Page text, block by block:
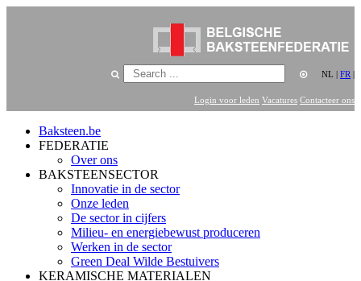
NL | FR |
Login voor leden Vacatures Contacteer ons
Baksteen.be
FEDERATIE
Over ons
BAKSTEENSECTOR
Innovatie in de sector
Onze leden
De sector in cijfers
Milieu- en energiebewust produceren
Werken in de sector
Green Deal Wilde Bestuivers
KERAMISCHE MATERIALEN